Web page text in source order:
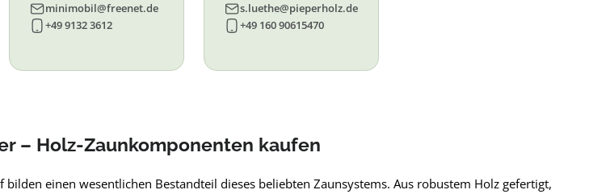
minimobil@freenet.de
+49 9132 3612
s.luethe@pieperholz.de
+49 160 90615470
– Holz-Zaunkomponenten kaufen
einen wesentlichen Bestandteil dieses beliebten Zaunsystems. Aus robustem Holz gefertigt,